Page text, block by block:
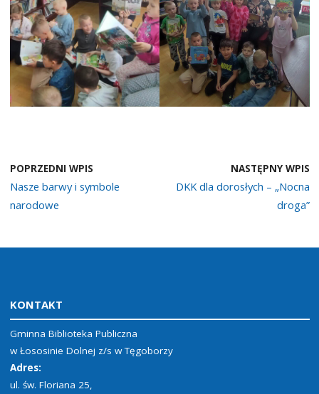
POPRZEDNI WPIS
Nasze barwy i symbole
narodowe
NASTĘPNY WPIS
DKK dla dorosłych – „Nocna
droga”
KONTAKT
Gminna Biblioteka Publiczna
w Łososinie Dolnej z/s w Tęgoborzy
Adres:
ul. św. Floriana 25,